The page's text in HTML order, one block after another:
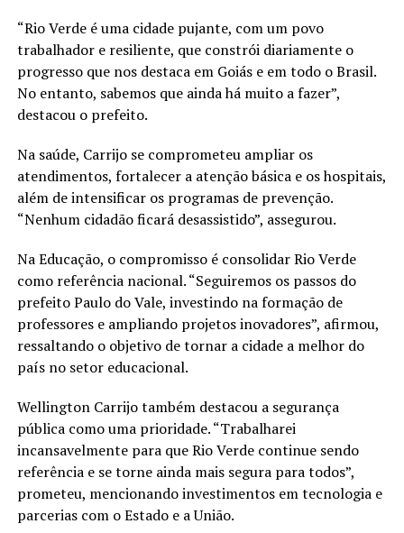
“Rio Verde é uma cidade pujante, com um povo
trabalhador e resiliente, que constrói diariamente o
progresso que nos destaca em Goiás e em todo o Brasil.
No entanto, sabemos que ainda há muito a fazer”,
destacou o prefeito.
Na saúde, Carrijo se comprometeu ampliar os
atendimentos, fortalecer a atenção básica e os hospitais,
além de intensificar os programas de prevenção.
“Nenhum cidadão ficará desassistido”, assegurou.
Na Educação, o compromisso é consolidar Rio Verde
como referência nacional. “Seguiremos os passos do
prefeito Paulo do Vale, investindo na formação de
professores e ampliando projetos inovadores”, afirmou,
ressaltando o objetivo de tornar a cidade a melhor do
país no setor educacional.
Wellington Carrijo também destacou a segurança
pública como uma prioridade. “Trabalharei
incansavelmente para que Rio Verde continue sendo
referência e se torne ainda mais segura para todos”,
prometeu, mencionando investimentos em tecnologia e
parcerias com o Estado e a União.